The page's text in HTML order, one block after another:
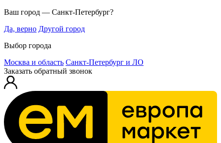
Ваш город — Санкт-Петербург?
Да, верно Другой город
Выбор города
Москва и область Санкт-Петербург и ЛО
Заказать обратный звонок